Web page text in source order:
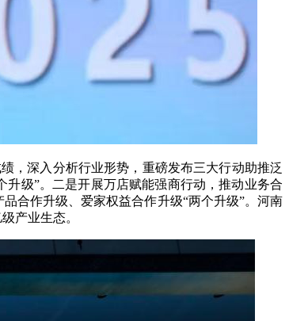
深入分析行业形势，重磅发布三大行动助推泛
级”。二是开展万店赋能强商行动，推动业务合
合作升级、爱家权益合作升级“两个升级”。河南
产业生态。